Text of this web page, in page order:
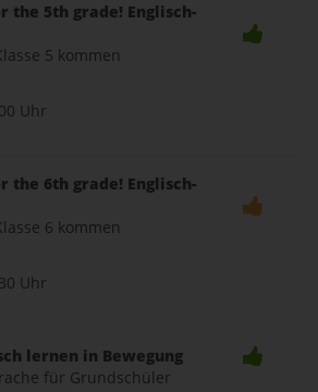
the 5th grade! Englisch-
5 kommen
Uhr
the 6th grade! Englisch-
6 kommen
Uhr
lernen in Bewegung
für Grundschüler